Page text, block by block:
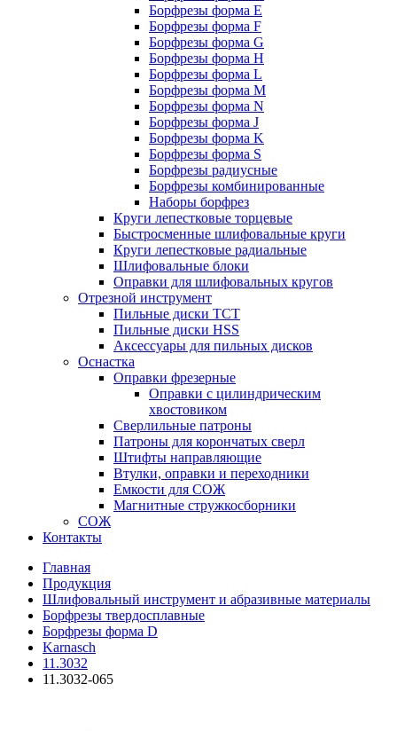
Борфрезы форма E
Борфрезы форма F
Борфрезы форма G
Борфрезы форма H
Борфрезы форма L
Борфрезы форма M
Борфрезы форма N
Борфрезы форма J
Борфрезы форма K
Борфрезы форма S
Борфрезы радиусные
Борфрезы комбинированные
Наборы борфрез
Круги лепестковые торцевые
Быстросменные шлифовальные круги
Круги лепестковые радиальные
Шлифовальные блоки
Оправки для шлифовальных кругов
Отрезной инструмент
Пильные диски ТСТ
Пильные диски HSS
Аксессуары для пильных дисков
Оснастка
Оправки фрезерные
Оправки с цилиндрическим
хвостовиком
Сверлильные патроны
Патроны для корончатых сверл
Штифты направляющие
Втулки, оправки и переходники
Емкости для СОЖ
Магнитные стружкосборники
СОЖ
Контакты
Главная
Продукция
Шлифовальный инструмент и абразивные материалы
Борфрезы твердосплавные
Борфрезы форма D
Karnasch
11.3032
11.3032-065